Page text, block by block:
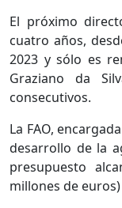
El próximo
cuatro años,
2023 y sólo es
Graziano da
consecutivos.
La FAO,
desarrollo de la
presupuesto
millones de